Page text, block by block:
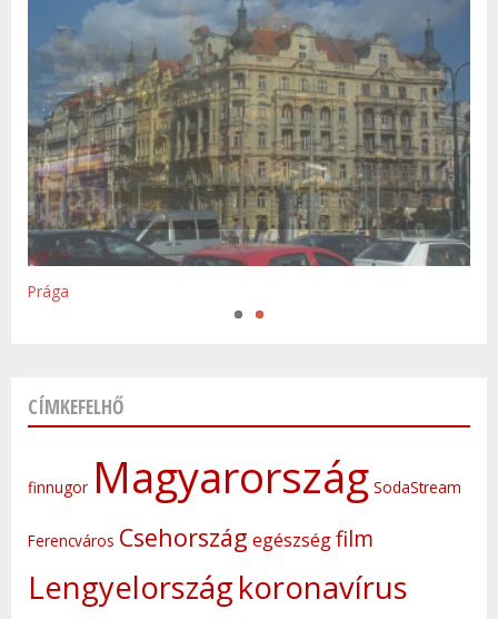
Prága
Varsó
CÍMKEFELHŐ
finnugor Magyarország SodaStream
Ferencváros Csehország egészségfilm
Lengyelországkoronavírus